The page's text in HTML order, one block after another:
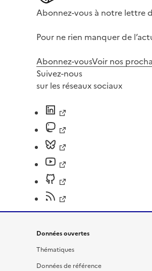
Abonnez-vous à notre lettre
Pour ne rien manquer de
Abonnez-vousVoir nos
Suivez-nous
sur les réseaux sociaux
Données ouvertes
Thématiques
Données de référence